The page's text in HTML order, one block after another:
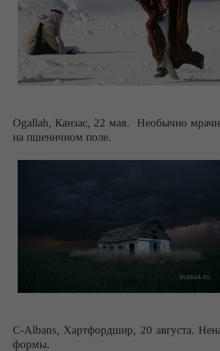
Ogallah, Канзас, 22 мая. Необычно
на пшеничном поле.
С-Albans, Хартфордшир, 20 августа.
формы.